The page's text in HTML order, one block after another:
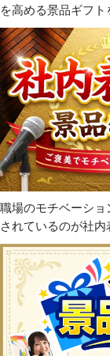
を高める景品ギフト
職場のモチベーショ
されているのが社内